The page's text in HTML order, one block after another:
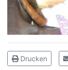
Drucken